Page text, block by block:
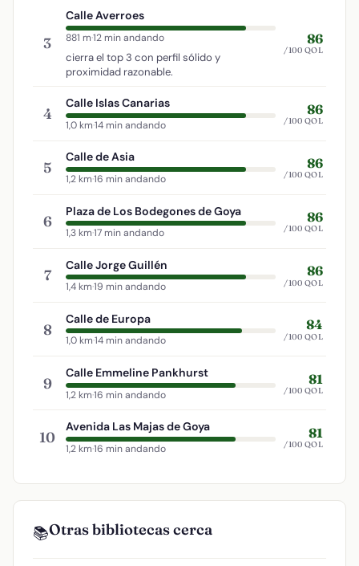
3
Calle Averroes
881 m·12 min andando
cierra el top 3 con perfil sólido y
proximidad razonable.
86
/100 QOL
4
Calle Islas Canarias
1,0 km·14 min andando
86
/100 QOL
5
Calle de Asia
1,2 km·16 min andando
86
/100 QOL
6
Plaza de Los Bodegones de Goya
1,3 km·17 min andando
86
/100 QOL
7
Calle Jorge Guillén
1,4 km·19 min andando
86
/100 QOL
8
Calle de Europa
1,0 km·14 min andando
84
/100 QOL
9
Calle Emmeline Pankhurst
1,2 km·16 min andando
81
/100 QOL
10
Avenida Las Majas de Goya
1,2 km·16 min andando
81
/100 QOL
📚Otras bibliotecas cerca